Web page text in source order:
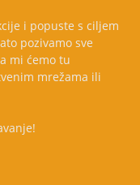
i popuste s ciljem
pozivamo sve
mi ćemo tu
mrežama ili